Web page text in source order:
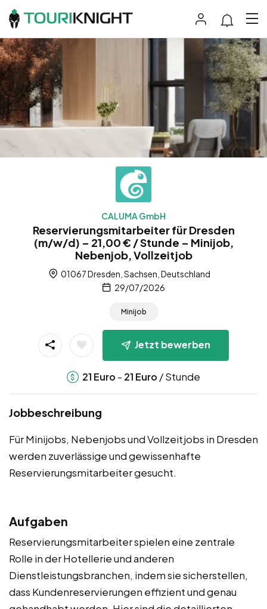
CALUMA GmbH
Reservierungsmitarbeiter für Dresden
(m/w/d) – 21,00 € / Stunde – Minijob,
Nebenjob, Vollzeitjob
01067 Dresden, Sachsen, Deutschland
29/07/2026
Minijob
Jetzt bewerben
21 Euro - 21 Euro / Stunde
Jobbeschreibung
Für Minijobs, Nebenjobs und Vollzeitjobs in Dresden
werden zuverlässige und gewissenhafte
Reservierungsmitarbeiter gesucht.
Aufgaben
Reservierungsmitarbeiter spielen eine zentrale
Rolle in der Hotellerie und anderen
Dienstleistungsbranchen, indem sie sicherstellen,
dass Kundenreservierungen effizient und genau